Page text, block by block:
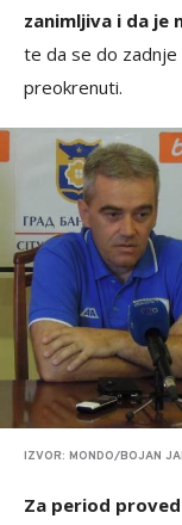
zanimljiva i da je
te da se do zadnje
preokrenuti.
IZVOR: MONDO/BOJAN
Za period